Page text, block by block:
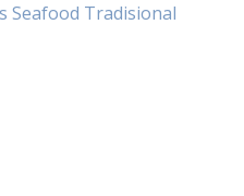
Seafood Tradisional